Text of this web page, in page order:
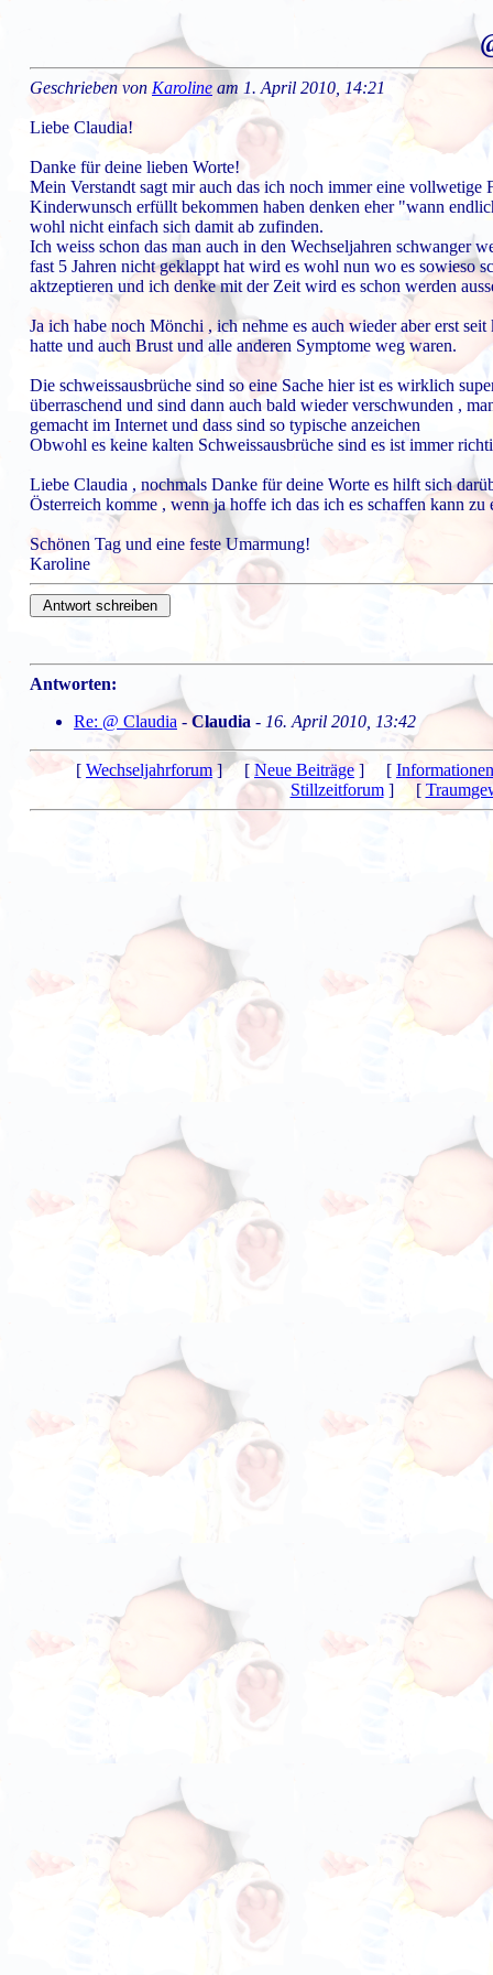
Geschrieben von Karoline am 1. April 2010, 14:21
Liebe Claudia!
Danke für deine lieben Worte!
Mein Verstandt sagt mir auch das ich noch immer eine
Kinderwunsch erfüllt bekommen haben denken eher "wann
wohl nicht einfach sich damit ab zufinden.
Ich weiss schon das man auch in den Wechseljahren schwanger
fast 5 Jahren nicht geklappt hat wird es wohl nun wo es sowieso
aktzeptieren und ich denke mit der Zeit wird es schon werden
Ja ich habe noch Mönchi , ich nehme es auch wieder aber erst
hatte und auch Brust und alle anderen Symptome weg waren.
Die schweissausbrüche sind so eine Sache hier ist es wirklich
überraschend und sind dann auch bald wieder verschwunden ,
gemacht im Internet und dass sind so typische anzeichen
Obwohl es keine kalten Schweissausbrüche sind es ist immer
Liebe Claudia , nochmals Danke für deine Worte es hilft sich
Österreich komme , wenn ja hoffe ich das ich es schaffen kann
Schönen Tag und eine feste Umarmung!
Karoline
Antworten:
Re: @ Claudia - Claudia - 16. April 2010, 13:42
[ Wechseljahrforum] [ Neue Beiträge ] [ Informationen
Stillzeitforum] [